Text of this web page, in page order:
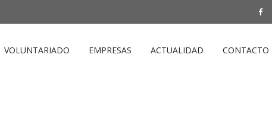
VOLUNTARIADO EMPRESAS ACTUALIDAD CONTACTO